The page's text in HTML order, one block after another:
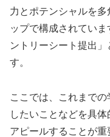
力とポテンシャルを
ップで構成されてい
ントリーシート提出
す。
ここでは、これまで
したいことなどを具
アピールすることが